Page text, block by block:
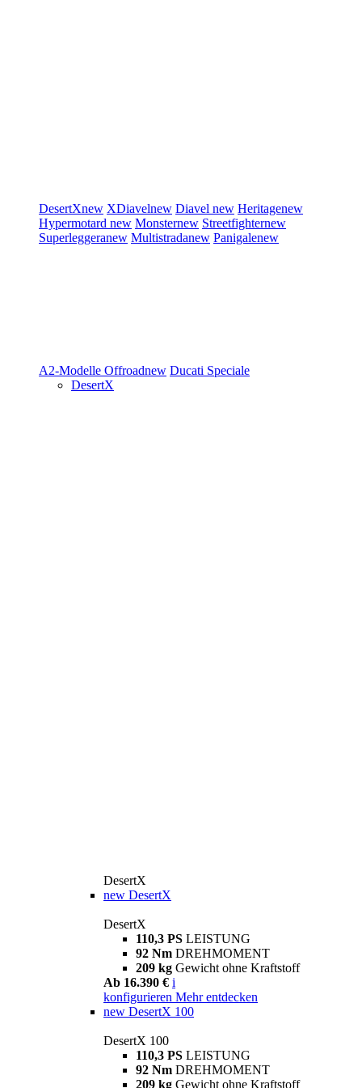
DesertXnew XDiavelnew Diavel new Heritagenew
Hypermotard new Monsternew Streetfighternew
Superleggeranew Multistradanew Panigalenew
A2-Modelle Offroadnew Ducati Speciale
DesertX
DesertX
new DesertX
DesertX
110,3 PS LEISTUNG
92 Nm DREHMOMENT
209 kg Gewicht ohne Kraftstoff
Ab 16.390 € i
konfigurieren Mehr entdecken
new DesertX 100
DesertX 100
110,3 PS LEISTUNG
92 Nm DREHMOMENT
209 kg Gewicht ohne Kraftstoff